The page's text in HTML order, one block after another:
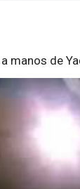
manos de